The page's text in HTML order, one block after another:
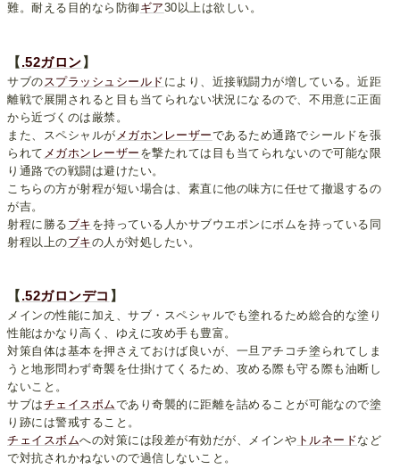
難。耐える目的なら防御ギア30以上は欲しい。
【.52ガロン】
サブの スプラッシュシールド により、近接戦闘力が増している。近距
離戦で展開されると目も当てられない状況になるので、不用意に正面
から近づくのは厳禁。
また、スペシャルが メガホンレーザーであるため通路でシールドを張
られて メガホンレーザー を撃たれては目も当てられないので可能な限
り通路での戦闘は避けたい。
こちらの方が射程が短い場合は、素直に他の味方に任せて撤退するの
が吉。
射程に勝る ブキ を持っている人かサブウエポンにボムを持っている同
射程以上のブキの人が対処したい。
【.52ガロンデコ 】
メインの性能に加え、サブ・スペシャルでも塗れるため総合的な塗り
性能はかなり高く、ゆえに攻め手も豊富。
対策自体は基本を押さえておけば良いが、一旦アチコチ塗られてしま
うと地形問わず奇襲を仕掛けてくるため、攻める際も守る際も油断し
ないこと。
サブはチェイスボムであり奇襲的に距離を詰めることが可能なので塗
り跡には警戒すること。
チェイスボムへの対策には段差が有効だが、メインや トルネードなど
で対抗されかねないので過信しないこと。